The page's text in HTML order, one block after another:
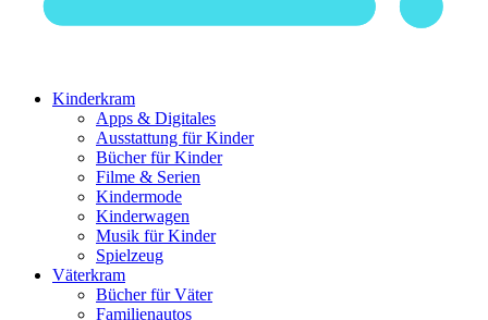
Kinderkram
Apps & Digitales
Ausstattung für Kinder
Bücher für Kinder
Filme & Serien
Kindermode
Kinderwagen
Musik für Kinder
Spielzeug
Väterkram
Bücher für Väter
Familienautos